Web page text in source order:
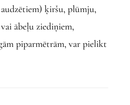
ķiršu, plūmju,
ābeļu ziediņiem,
piparmētrām, var pielikt